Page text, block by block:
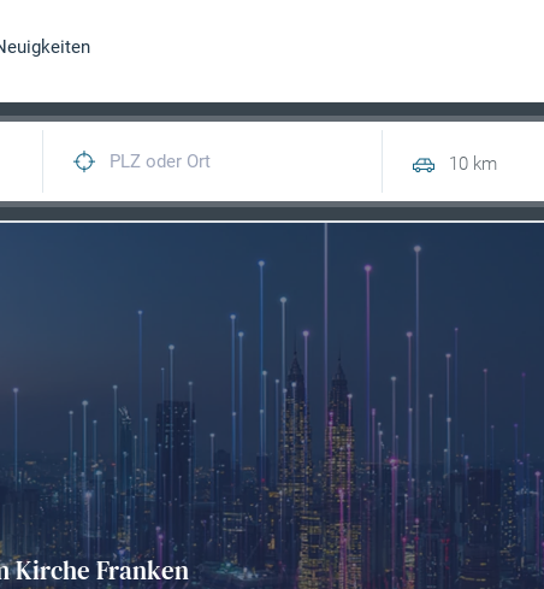
10 km
Kirche Franken ?